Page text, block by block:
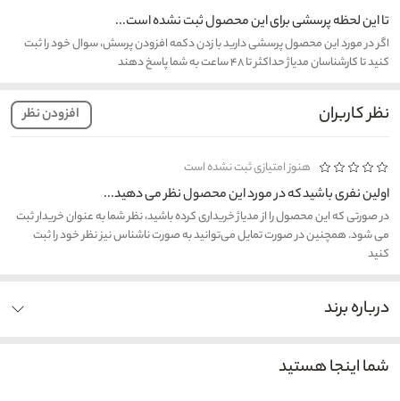
تا این لحظه پرسشی برای این محصول ثبت نشده است...
اگر در مورد این محصول پرسشی دارید با زدن دکمه افزودن پرسش، سوال خود را ثبت
کنید تا کارشناسان مدیاژ حداکثر تا ۴۸ ساعت به شما پاسخ دهند
نظر کاربران افزودن نظر
هنوز امتیازی ثبت نشده است
اولین نفری باشید که در مورد این محصول نظر می دهید...
در صورتی که این محصول را از مدیاژ خریداری کرده باشید، نظر شما به عنوان خریدار ثبت
می شود. همچنین در صورت تمایل می‌توانید به صورت ناشناس نیز نظر خود را ثبت
کنید
درباره برند
شما اینجا هستید